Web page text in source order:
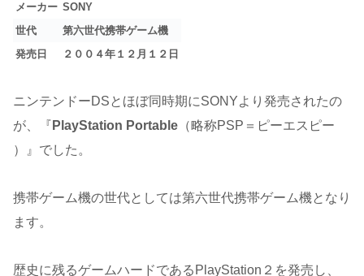
メーカー SONY
世代
第六世代携帯ゲーム機
発売日
２００４年１２月１２日
ニンテンドーDSとほぼ同時期にSONYより発売されたの
が、『 PlayStation Portable （略称PSP＝ピーエスピー
）』でした。
携帯ゲーム機の世代としては第六世代携帯ゲーム機となり
ます。
歴史に残るゲームハードであるPlayStation２を発売し、